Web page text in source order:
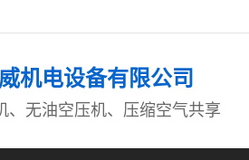
机电设备有限公司
、无油空压机、压缩空气共享